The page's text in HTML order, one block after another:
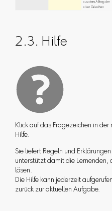
2.3. Hilfe
Klick auf das Fragezeichen in
Hilfe.
Sie liefert Regeln und
unterstützt damit die
lösen.
Die Hilfe kann jederzeit
zurück zur aktuellen Aufgabe.